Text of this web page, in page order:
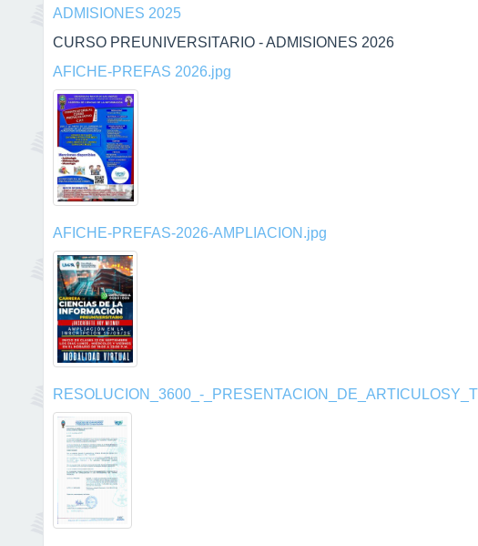
ADMISIONES 2025
CURSO PREUNIVERSITARIO - ADMISIONES 2026
AFICHE-PREFAS 2026.jpg
AFICHE-PREFAS-2026-AMPLIACION.jpg
RESOLUCION_3600_-